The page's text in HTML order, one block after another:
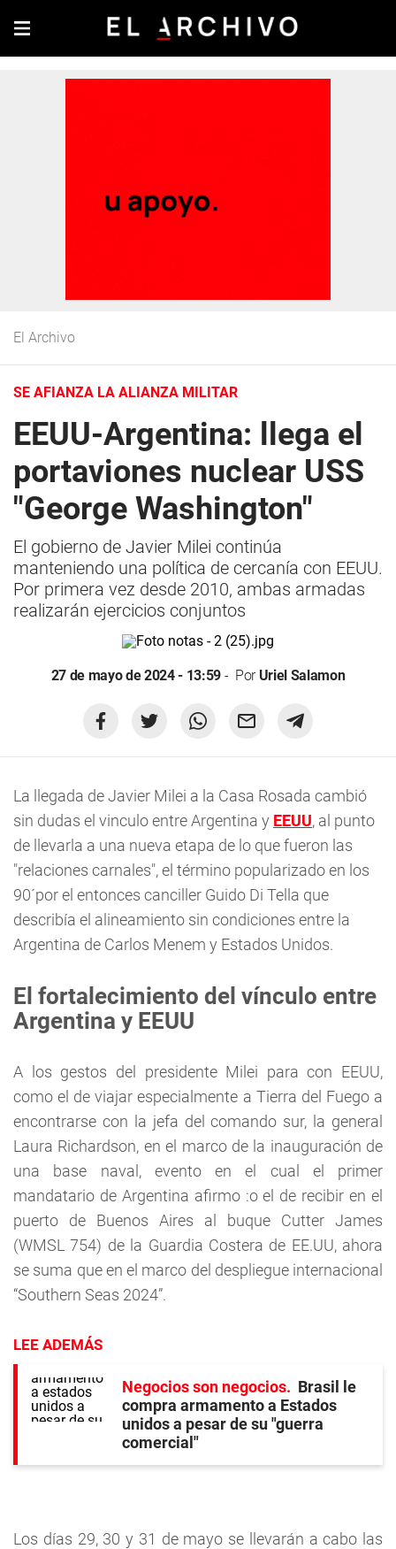
El Archivo
SE AFIANZA LA ALIANZA MILITAR
EEUU-Argentina: llega el
portaviones nuclear USS
"George Washington"
El gobierno de Javier Milei continúa
manteniendo una política de cercanía con EEUU.
Por primera vez desde 2010, ambas armadas
realizarán ejercicios conjuntos
27 de mayo de 2024 - 13:59 Por Uriel Salamon
La llegada de Javier Milei a la Casa Rosada cambió
sin dudas el vinculo entre Argentina y EEUU, al punto
de llevarla a una nueva etapa de lo que fueron las
"relaciones carnales", el término popularizado en los
90´por el entonces canciller Guido Di Tella que
describía el alineamiento sin condiciones entre la
Argentina de Carlos Menem y Estados Unidos.
El fortalecimiento del vínculo entre
Argentina y EEUU
A los gestos del presidente Milei para con EEUU,
como el de viajar especialmente a Tierra del Fuego a
encontrarse con la jefa del comando sur, la general
Laura Richardson, en el marco de la inauguración de
una base naval, evento en el cual el primer
mandatario de Argentina afirmo :o el de recibir en el
puerto de Buenos Aires al buque Cutter James
(WMSL 754) de la Guardia Costera de EE.UU, ahora
se suma que en el marco del despliegue internacional
“Southern Seas 2024”.
LEE ADEMÁS
Negocios son negocios
Brasil le
compra armamento a Estados
unidos a pesar de su "guerra
comercial"
Los días 29, 30 y 31 de mayo se llevarán a cabo las